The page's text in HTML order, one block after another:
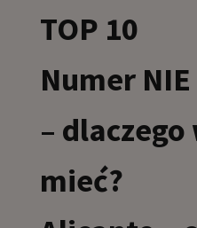
TOP 10
Numer
–
mieć?